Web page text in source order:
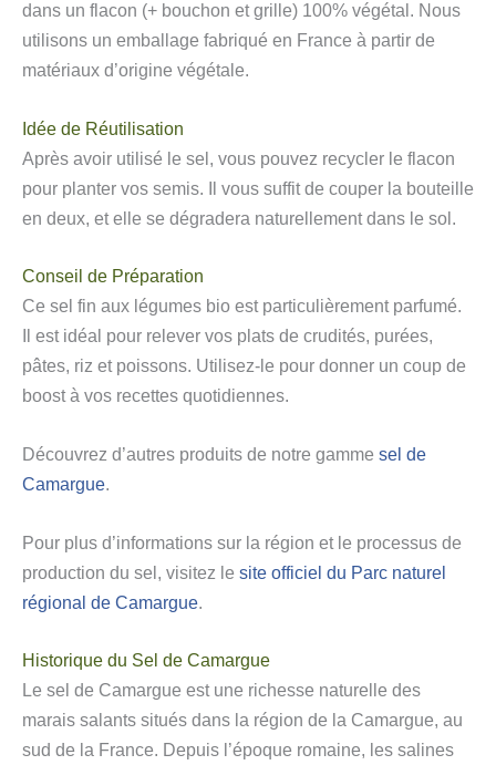
dans un flacon (+ bouchon et grille) 100% végétal. Nous
utilisons un emballage fabriqué en France à partir de
matériaux d’origine végétale.
Idée de Réutilisation
Après avoir utilisé le sel, vous pouvez recycler le flacon
pour planter vos semis. Il vous suffit de couper la bouteille
en deux, et elle se dégradera naturellement dans le sol.
Conseil de Préparation
Ce sel fin aux légumes bio est particulièrement parfumé.
Il est idéal pour relever vos plats de crudités, purées,
pâtes, riz et poissons. Utilisez-le pour donner un coup de
boost à vos recettes quotidiennes.
Découvrez d’autres produits de notre gamme sel de
Camargue.
Pour plus d’informations sur la région et le processus de
production du sel, visitez le site officiel du Parc naturel
régional de Camargue.
Historique du Sel de Camargue
Le sel de Camargue est une richesse naturelle des
marais salants situés dans la région de la Camargue, au
sud de la France. Depuis l’époque romaine, les salines